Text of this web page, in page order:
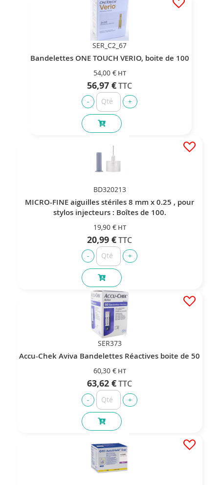
SER_C2_67
Bandelettes ONE TOUCH VERIO, boite de 100
54,00 €
56,97 €
BD320213
MICRO-FINE aiguilles stériles 8 mm x 0.25 , pour
stylos injecteurs : Boîtes de 100.
19,90 €
20,99 €
SER373
Accu-Chek Aviva Bandelettes Réactives boite de 50
60,30 €
63,62 €